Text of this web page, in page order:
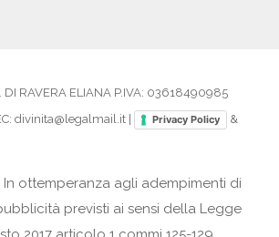
DI RAVERA ELIANA P.IVA: 03618490985
divinita@legalmail.it |
Privacy Policy &
In ottemperanza agli adempimenti di
previsti ai sensi della Legge